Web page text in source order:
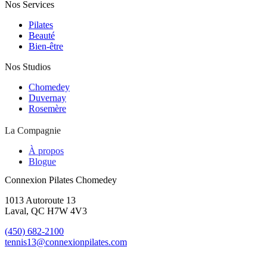
Nos Services
Pilates
Beauté
Bien-être
Nos Studios
Chomedey
Duvernay
Rosemère
La Compagnie
À propos
Blogue
Connexion Pilates Chomedey
1013 Autoroute 13
Laval, QC H7W 4V3
(450) 682-2100
tennis13@connexionpilates.com